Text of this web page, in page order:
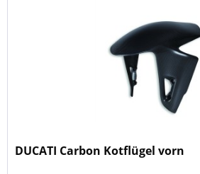
DUCATI Carbon Kotflügel vorn